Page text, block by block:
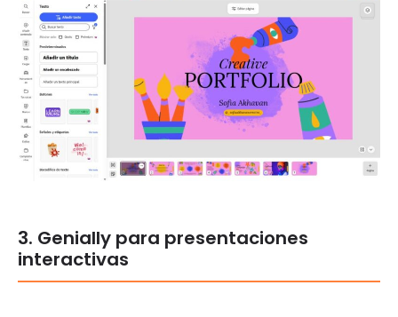
3. Genially para presentaciones
interactivas